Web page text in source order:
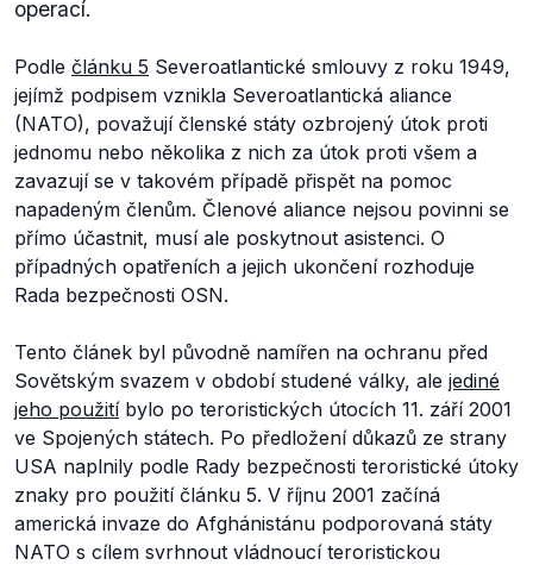
operací.
Podle článku 5 Severoatlantické smlouvy z roku 1949,
jejímž podpisem vznikla Severoatlantická aliance
(NATO), považují členské státy ozbrojený útok proti
jednomu nebo několika z nich za útok proti všem a
zavazují se v takovém případě přispět na pomoc
napadeným členům. Členové aliance nejsou povinni se
přímo účastnit, musí ale poskytnout asistenci. O
případných opatřeních a jejich ukončení rozhoduje
Rada bezpečnosti OSN.
Tento článek byl původně namířen na ochranu před
Sovětským svazem v období studené války, ale jediné
jeho použitíbylo po teroristických útocích 11. září 2001
ve Spojených státech. Po předložení důkazů ze strany
USA naplnily podle Rady bezpečnosti teroristické útoky
znaky pro použití článku 5. V říjnu 2001 začíná
americká invaze do Afghánistánu podporovaná státy
NATO s cílem svrhnout vládnoucí teroristickou